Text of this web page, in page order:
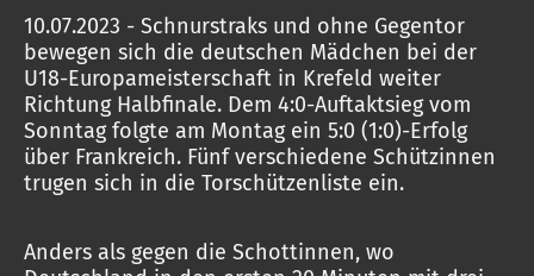
10.07.2023 - Schnurstraks und ohne Gegentor
bewegen sich die deutschen Mädchen bei der
U18-Europameisterschaft in Krefeld weiter
Richtung Halbfinale. Dem 4:0-Auftaktsieg vom
Sonntag folgte am Montag ein 5:0 (1:0)-Erfolg
über Frankreich. Fünf verschiedene Schützinnen
trugen sich in die Torschützenliste ein.
Anders als gegen die Schottinnen, wo